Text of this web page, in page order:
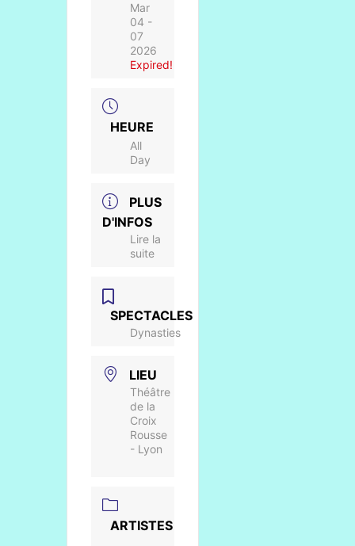
Mar
04 -
07
2026
Expired!
HEURE
All
Day
PLUS
D'INFOS
Lire la
suite
SPECTACLES
Dynasties
LIEU
Théâtre
de la
Croix
Rousse
- Lyon
ARTISTES